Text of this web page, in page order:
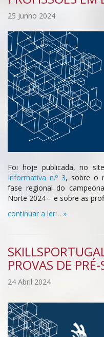
25 Junho 2024
Foi hoje publicada, no
Informativa n.º 3, sobre o
fase regional do
Norte 2024 – e sobre as
continuar a ler… »
PROVAS DE
24 Abril 2024